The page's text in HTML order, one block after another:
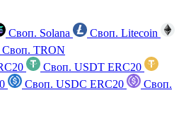
Своп. Solana
Своп. Litecoin
Своп. TRON
Своп. USDT ERC20
Своп. USDC ERC20
Своп.